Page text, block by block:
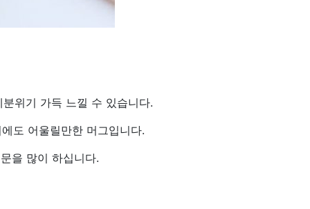
위기 가득 느낄 수 있습니다.
도 어울릴만한 머그입니다.
을 많이 하십니다.